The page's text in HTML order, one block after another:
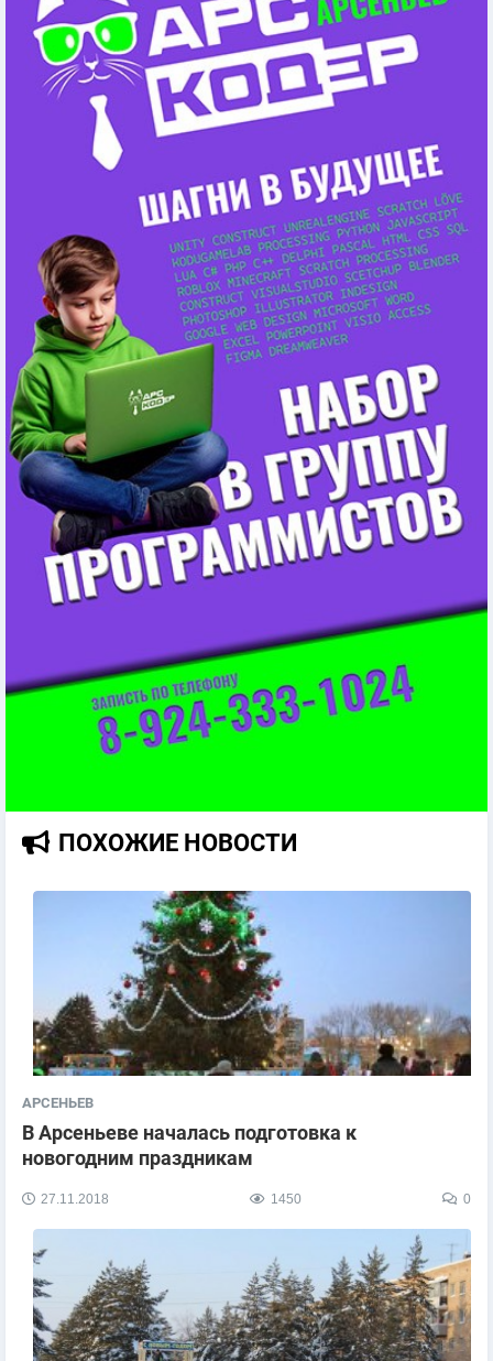
ПОХОЖИЕ НОВОСТИ
АРСЕНЬЕВ
В Арсеньеве началась подготовка к
новогодним праздникам
27.11.2018 1450 0